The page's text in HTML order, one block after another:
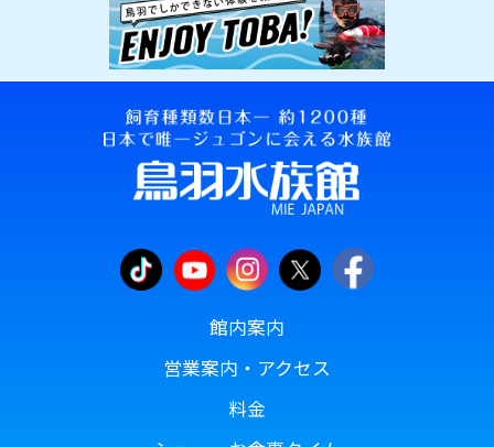
館内案内
営業案内・アクセス
料金